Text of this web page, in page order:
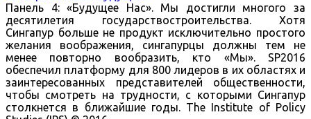
Панель 4: «Будущее Нас». Мы достигли многого за
десятилетия государствостроительства. Хотя
Сингапур больше не продукт исключительно простого
желания воображения, сингапурцы должны тем не
менее повторно вообразить, кто «Мы». SP2016
обеспечил платформу для 800 лидеров в их областях и
заинтересованных представителей общественности,
чтобы смотреть на трудности, с которыми Сингапур
столкнется в ближайшие годы. The Institute of Policy